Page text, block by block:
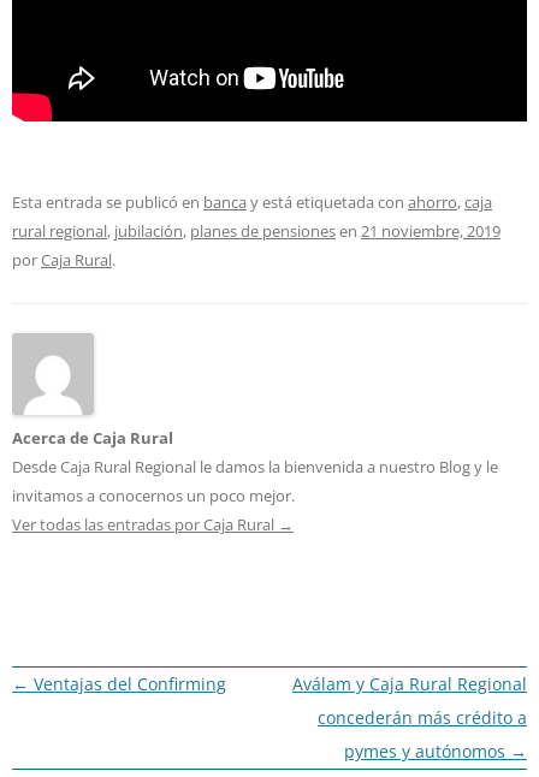
Esta entrada se publicó en banca y está etiquetada con ahorro,caja
rural regional, jubilación, planes de pensionesen 21 noviembre, 2019
porCaja Rural.
Acerca de Caja Rural
Desde Caja Rural Regional le damos la bienvenida a nuestro Blog y le
invitamos a conocernos un poco mejor.
Ver todas las entradas por Caja Rural →
Navegación
← Ventajas del Confirming
Aválam y Caja Rural Regional
concederán más crédito a
pymes y autónomos →